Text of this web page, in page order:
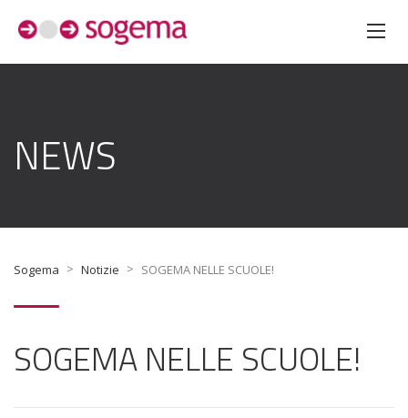
NEWS
Sogema > Notizie > SOGEMA NELLE SCUOLE!
SOGEMA NELLE SCUOLE!